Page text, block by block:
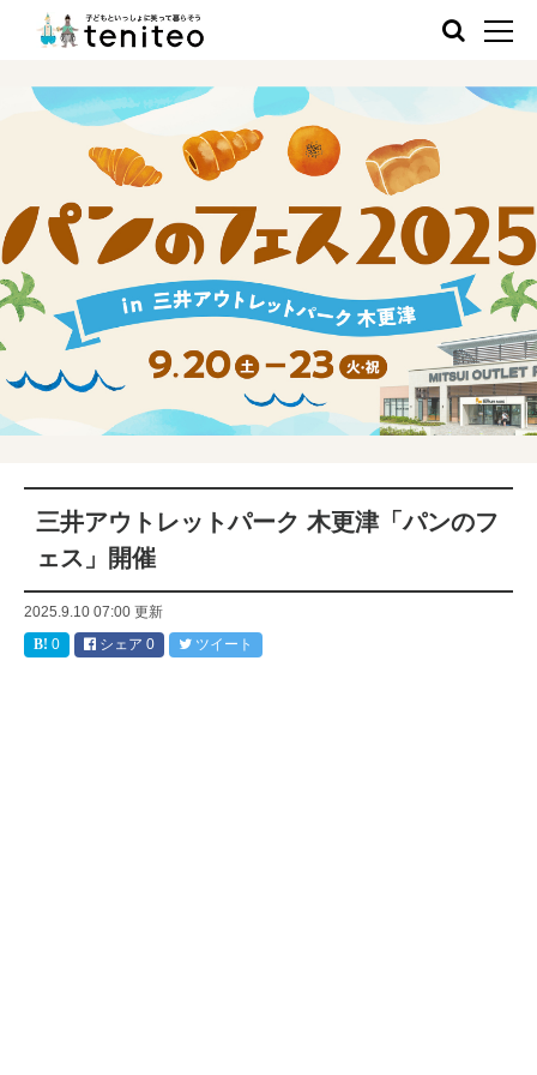
三井アウトレットパーク 木更津「パンのフ
ェス」開催
2025.9.10 07:00 更新
0
シェア 0 ツイート